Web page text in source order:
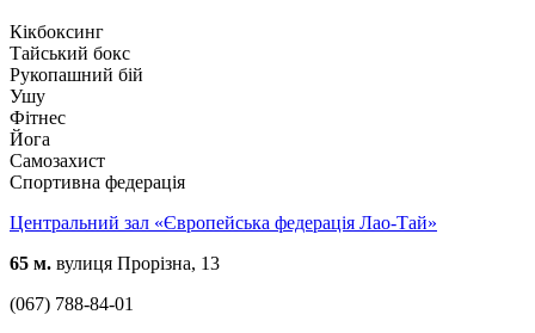
Кікбоксинг
Тайський бокс
Рукопашний бій
Ушу
Фітнес
Йога
Самозахист
Спортивна федерація
Центральний зал «Європейська федерація Лао-Тай»
65 м. вулиця Прорізна, 13
(067) 788-84-01